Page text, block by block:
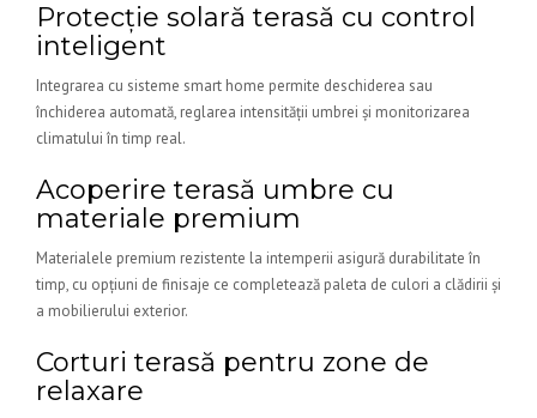
Protecție solară terasă cu control
inteligent
Integrarea cu sisteme smart home permite deschiderea sau
închiderea automată, reglarea intensității umbrei și monitorizarea
climatului în timp real.
Acoperire terasă umbre cu
materiale premium
Materialele premium rezistente la intemperii asigură durabilitate în
timp, cu opțiuni de finisaje ce completează paleta de culori a clădirii și
a mobilierului exterior.
Corturi terasă pentru zone de
relaxare